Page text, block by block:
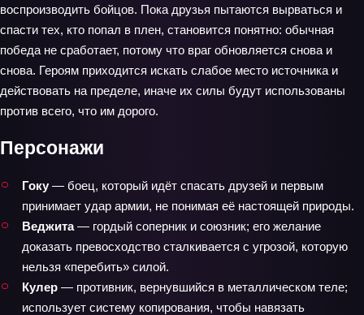
воспроизводить бойцов. Пока друзья пытаются вырваться и
спасти тех, кто попал в плен, становится понятно: обычная
победа не сработает, потому что враг обновляется снова и
снова. Героям приходится искать слабое место источника и
действовать на пределе, иначе их силы будут использованы
против всего, что им дорого.
Персонажи
Гоку — боец, который идёт спасать друзей и первым
принимает удар армии, не понимая её настоящей природы.
Веджита— гордый соперник и союзник; его желание
доказать превосходство сталкивается с угрозой, которую
нельзя «перебить» силой.
Кулер — противник, вернувшийся в металлическом теле;
использует систему копирования, чтобы навязать